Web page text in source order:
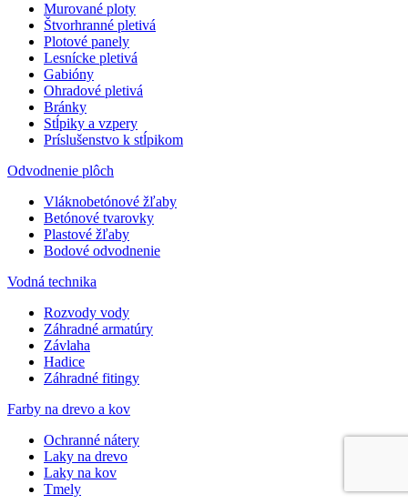
Murované ploty
Štvorhranné pletivá
Plotové panely
Lesnícke pletivá
Gabióny
Ohradové pletivá
Bránky
Stĺpiky a vzpery
Príslušenstvo k stĺpikom
Odvodnenie plôch
Vláknobetónové žľaby
Betónové tvarovky
Plastové žľaby
Bodové odvodnenie
Vodná technika
Rozvody vody
Záhradné armatúry
Závlaha
Hadice
Záhradné fitingy
Farby na drevo a kov
Ochranné nátery
Laky na drevo
Laky na kov
Tmely